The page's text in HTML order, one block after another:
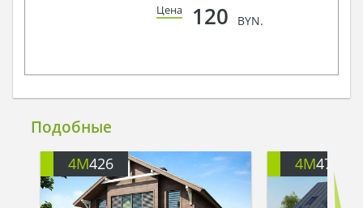
Цена 120 BYN.
Подобные
4M426 4M472G